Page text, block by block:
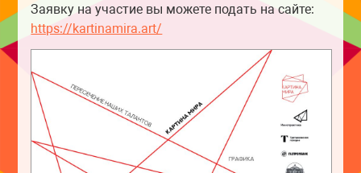
Заявку на участие вы можете подать на сайте:
https://kartinamira.art/